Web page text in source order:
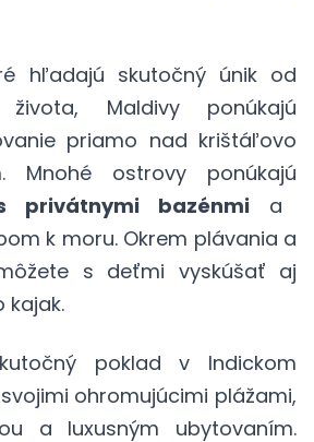
hľadajú skutočný únik od
života, Maldivy ponúkajú
priamo nad krištáľovo
Mnohé ostrovy ponúkajú
privátnymi bazénmi a
k moru. Okrem plávania a
s deťmi vyskúšať aj
kajak.
poklad v Indickom
ohromujúcimi plážami,
a luxusným ubytovaním.